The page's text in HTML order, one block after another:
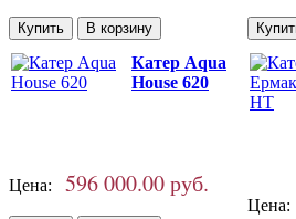
Катер Aqua
House 620
Цена: 596 000.00 руб.
Цена: